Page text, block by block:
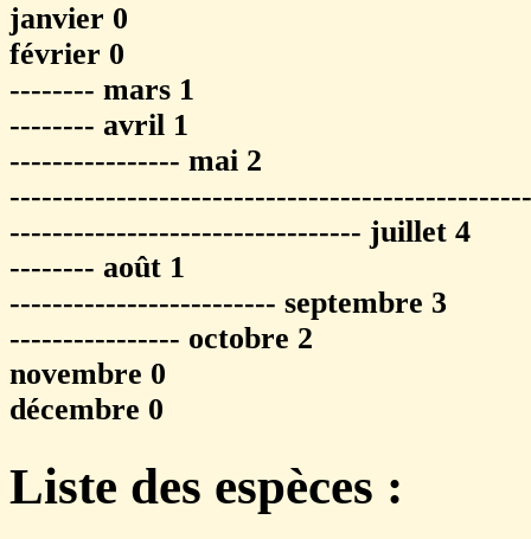
janvier 0
février 0
-------- mars 1
-------- avril 1
---------------- mai 2
--------------------------------- juillet 4
-------- août 1
------------------------- septembre 3
---------------- octobre 2
novembre 0
décembre 0
Liste des espèces :